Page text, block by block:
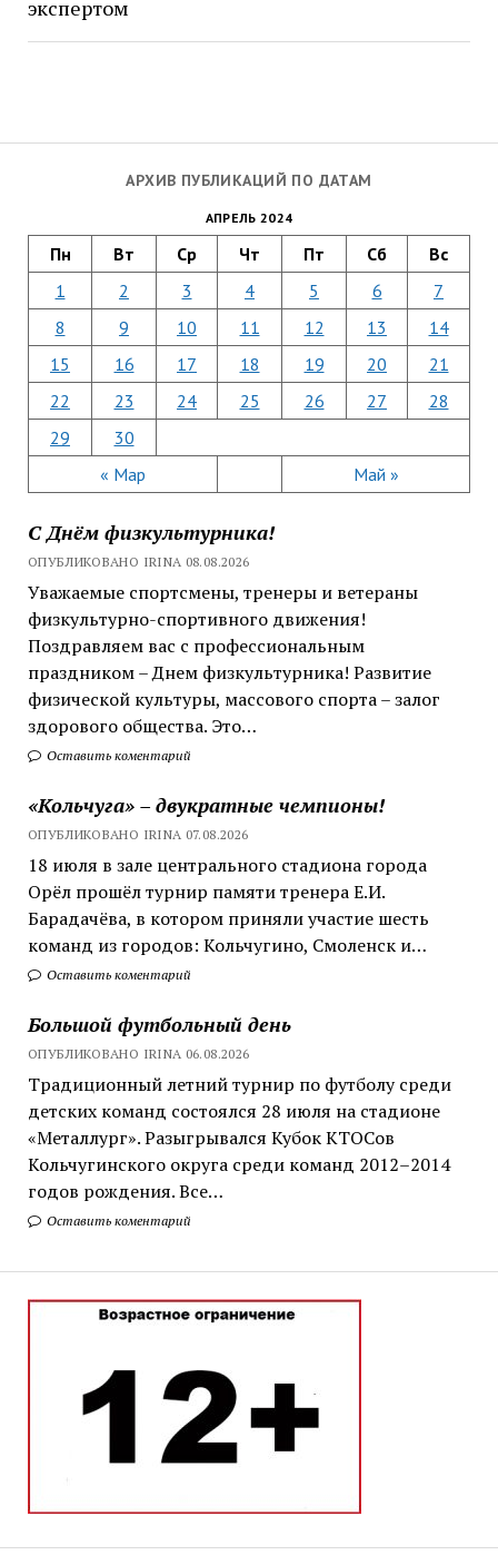
АРХИВ ПУБЛИКАЦИЙ ПО ДАТАМ
АПРЕЛЬ 2024
Пн Вт Ср Чт Пт Сб Вс
« Мар Май »
1 2 3 4 5 6
7
8
9 10 11 12 13
14
15
16 17 18 19 20
21
22
23 24 25 26 27
28
29
30
С Днём физкультурника!
ОПУБЛИКОВАНО IRINA 08.08.2026
Уважаемые спортсмены, тренеры и ветераны
физкультурно-спортивного движения!
Поздравляем вас с профессиональным
праздником – Днем физкультурника! Развитие
физической культуры, массового спорта – залог
здорового общества. Это…
Оставить коментарий
«Кольчуга» – двукратные чемпионы!
ОПУБЛИКОВАНО IRINA 07.08.2026
18 июля в зале центрального стадиона города
Орёл прошёл турнир памяти тренера Е.И.
Барадачёва, в котором приняли участие шесть
команд из городов: Кольчугино, Смоленск и…
Оставить коментарий
Большой футбольный день
ОПУБЛИКОВАНО IRINA 06.08.2026
Традиционный летний турнир по футболу среди
детских команд состоялся 28 июля на стадионе
«Металлург». Разыгрывался Кубок КТОСов
Кольчугинского округа среди команд 2012–2014
годов рождения. Все…
Оставить коментарий
экспертом